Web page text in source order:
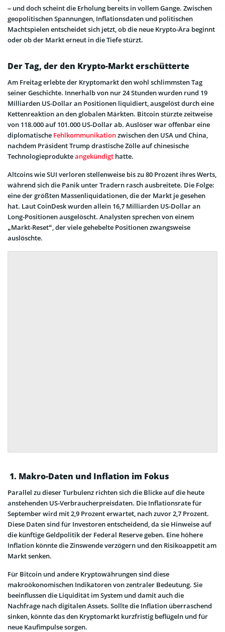
– und doch scheint die Erholung bereits in vollem Gange. Zwischen
geopolitischen Spannungen, Inflationsdaten und politischen
Machtspielen entscheidet sich jetzt, ob die neue Krypto-Ära beginnt
oder ob der Markt erneut in die Tiefe stürzt.
Der Tag, der den Krypto-Markt erschütterte
Am Freitag erlebte der Kryptomarkt den wohl schlimmsten Tag
seiner Geschichte. Innerhalb von nur 24 Stunden wurden rund 19
Milliarden US-Dollar an Positionen liquidiert, ausgelöst durch eine
Kettenreaktion an den globalen Märkten. Bitcoin stürzte zeitweise
von 118.000 auf 101.000 US-Dollar ab. Auslöser war offenbar eine
diplomatische Fehlkommunikationzwischen den USA und China,
nachdem Präsident Trump drastische Zölle auf chinesische
Technologieprodukteangekündigt hatte.
Altcoins wie SUI verloren stellenweise bis zu 80 Prozent ihres Werts,
während sich die Panik unter Tradern rasch ausbreitete. Die Folge:
eine der größten Massenliquidationen, die der Markt je gesehen
hat. Laut CoinDesk wurden allein 16,7 Milliarden US-Dollar an
Long-Positionen ausgelöscht. Analysten sprechen von einem
„Markt-Reset“, der viele gehebelte Positionen zwangsweise
auslöschte.
1. Makro-Daten und Inflation im Fokus
Parallel zu dieser Turbulenz richten sich die Blicke auf die heute
anstehenden US-Verbraucherpreisdaten. Die Inflationsrate für
September wird mit 2,9 Prozent erwartet, nach zuvor 2,7 Prozent.
Diese Daten sind für Investoren entscheidend, da sie Hinweise auf
die künftige Geldpolitik der Federal Reserve geben. Eine höhere
Inflation könnte die Zinswende verzögern und den Risikoappetit am
Markt senken.
Für Bitcoin und andere Kryptowährungen sind diese
makroökonomischen Indikatoren von zentraler Bedeutung. Sie
beeinflussen die Liquidität im System und damit auch die
Nachfrage nach digitalen Assets. Sollte die Inflation überraschend
sinken, könnte das den Kryptomarkt kurzfristig beflügeln und für
neue Kaufimpulse sorgen.